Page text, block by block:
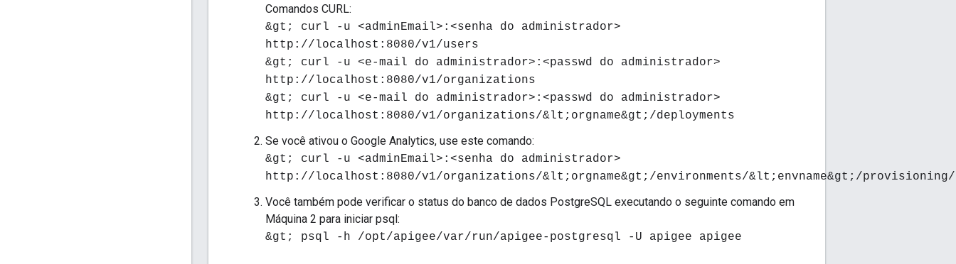
Comandos CURL:
&gt; curl -u <adminEmail>:<senha do administrador>
http://localhost:8080/v1/users
&gt; curl -u <e-mail do administrador>:<passwd do administrador>
http://localhost:8080/v1/organizations
&gt; curl -u <e-mail do administrador>:<passwd do administrador>
http://localhost:8080/v1/organizations/&lt;orgname&gt;/deployments
Se você ativou o Google Analytics, use este comando:
&gt; curl -u <adminEmail>:<senha do administrador>
http://localhost:8080/v1/organizations/&lt;orgname&gt;/environments/&lt;envname&gt;/
Você também pode verificar o status do banco de dados PostgreSQL executando o seguinte comando em
Máquina 2 para iniciar psql:
&gt; psql -h /opt/apigee/var/run/apigee-postgresql -U apigee apigee